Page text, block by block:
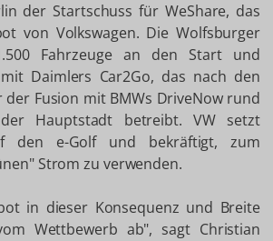
der Startschuss für WeShare, das
von Volkswagen. Die Wolfsburger
Fahrzeuge an den Start und
Daimlers Car2Go, das nach den
der Fusion mit BMWs DriveNow rund
Hauptstadt betreibt. VW setzt
den e-Golf und bekräftigt, zum
Strom zu verwenden.
in dieser Konsequenz und Breite
Wettbewerb ab", sagt Christian